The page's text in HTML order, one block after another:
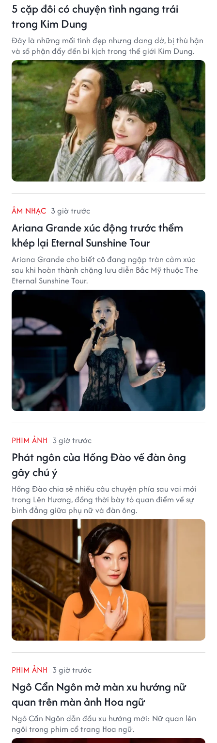
5 cặp đôi có chuyện tình ngang trái
trong Kim Dung
Đây là những mối tình đẹp nhưng dang dở, bị thù hận
và số phận đẩy đến bi kịch trong thế giới Kim Dung.
ÂM NHẠC 3 giờ trước
Ariana Grande xúc động trước thềm
khép lại Eternal Sunshine Tour
Ariana Grande cho biết cô đang ngập tràn cảm xúc
sau khi hoàn thành chặng lưu diễn Bắc Mỹ thuộc The
Eternal Sunshine Tour.
PHIM ẢNH 3 giờ trước
Phát ngôn của Hồng Đào về đàn ông
gây chú ý
Hồng Đào chia sẻ nhiều câu chuyện phía sau vai mới
trong Lên Hương, đồng thời bày tỏ quan điểm về sự
bình đẳng giữa phụ nữ và đàn ông.
PHIM ẢNH 3 giờ trước
Ngô Cẩn Ngôn mở màn xu hướng nữ
quan trên màn ảnh Hoa ngữ
Ngô Cẩn Ngôn dẫn đầu xu hướng mới: Nữ quan lên
ngôi trong phim cổ trang Hoa ngữ.